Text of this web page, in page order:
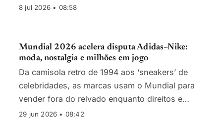
8 jul 2026 • 08:58
Mundial 2026 acelera disputa Adidas–Nike:
moda, nostalgia e milhões em jogo
Da camisola retro de 1994 aos ‘sneakers’ de
celebridades, as marcas usam o Mundial para
vender fora do relvado enquanto direitos e
patrocínios encarecem.
29 jun 2026 • 08:42